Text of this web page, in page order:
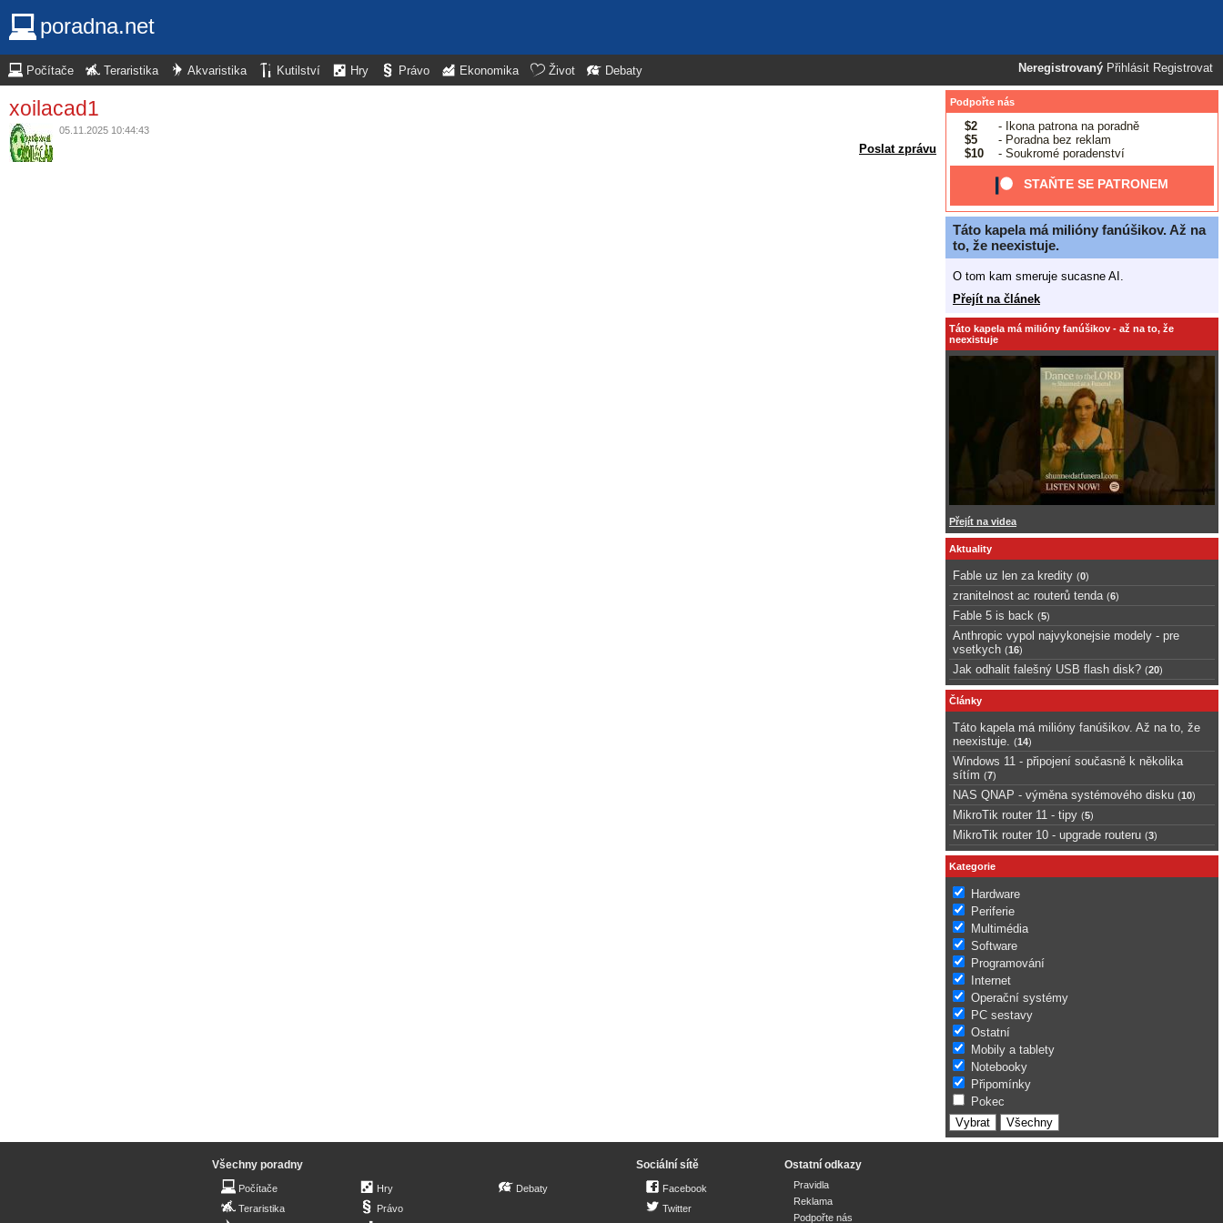
poradna.net
Neregistrovaný Přihlásit Registrovat
Počítače Teraristika Akvaristika Kutilství Hry Právo Ekonomika Život Debaty
xoilacad1
05.11.2025 10:44:43
Poslat zprávu
Podpořte nás
$2
- Ikona patrona na poradně
$5
- Poradna bez reklam
$10
- Soukromé poradenství
STAŇTE SE PATRONEM
Táto kapela má milióny fanúšikov. Až na
to, že neexistuje.
O tom kam smeruje sucasne AI.
Přejít na článek
Táto kapela má milióny fanúšikov - až na to, že
neexistuje
Přejít na videa
Aktuality
Fable uz len za kredity (0)
zranitelnost ac routerů tenda (6)
Fable 5 is back (5)
Anthropic vypol najvykonejsie modely - pre
vsetkych (16)
Jak odhalit falešný USB flash disk? (20)
Články
Táto kapela má milióny fanúšikov. Až na to, že
neexistuje.
(14)
Windows 11 - připojení současně k několika
sítím (7)
NAS QNAP - výměna systémového disku (10)
MikroTik router 11 - tipy (5)
MikroTik router 10 - upgrade routeru (3)
Kategorie
Hardware
Periferie
Multimédia
Software
Programování
Internet
Operační systémy
PC sestavy
Ostatní
Mobily a tablety
Notebooky
Připomínky
Pokec
Všechny poradny
Počítače
Teraristika
Hry
Právo
Debaty
Sociální sítě
Facebook
Twitter
Ostatní odkazy
Pravidla
Reklama
Podpořte nás